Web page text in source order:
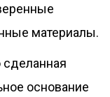
материалы.
сделанная
основание